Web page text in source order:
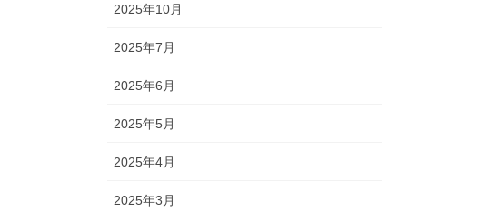
2025年10月
2025年7月
2025年6月
2025年5月
2025年4月
2025年3月